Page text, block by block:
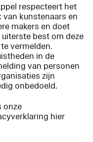
respecteert het
van kunstenaars en
makers en doet
uiterste best om deze
vermelden.
in de
van personen
zijn
onbedoeld.
onze
hier